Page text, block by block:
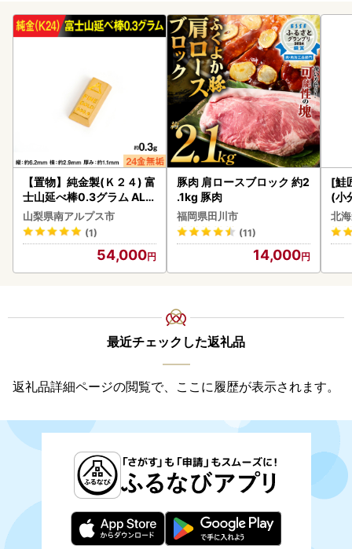
【置物】純金製(Ｋ２４) 富
士山延べ棒0.3グラム ALP
BK193
山梨県南アルプス市
(1)
54,000
豚肉 肩ロースブロック 約2
.1kg 豚肉
福岡県田川市
(11)
14,000
[鮭
(小
5
北
最近チェックした返礼品
返礼品詳細ページの閲覧で、ここに履歴が表示されます。